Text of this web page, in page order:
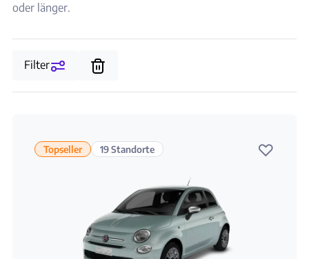
oder länger.
Filter
Topseller 19 Standorte ♡